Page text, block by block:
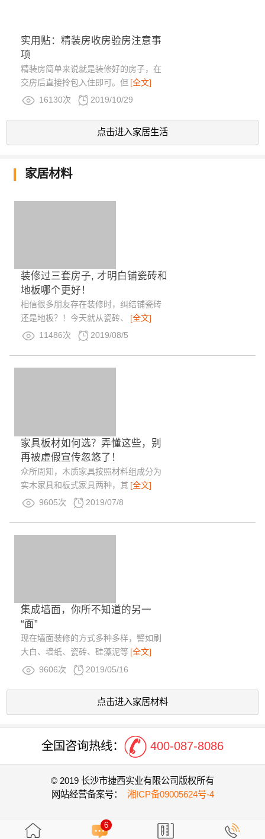
实用贴：精装房收房验房注意事
项
精装房简单来说就是装修好的房子，在
交房后直接拎包入住即可。但 [全文]
16130次
2019/10/29
点击进入家居生活
家居材料
装修过三套房子, 才明白铺瓷砖和
地板哪个更好！
相信很多朋友存在装修时，纠结铺瓷砖
还是地板？！今天就从瓷砖、
[全文]
11486次
2019/08/5
家具板材如何选？弄懂这些，别
再被虚假宣传忽悠了！
众所周知，木质家具按照材料组成分为
实木家具和板式家具两种，其 [全文]
9605次
2019/07/8
集成墙面，你所不知道的另一
“面”
现在墙面装修的方式多种多样，譬如刷
大白、墙纸、瓷砖、硅藻泥等 [全文]
9606次
2019/05/16
点击进入家居材料
全国咨询热线： 400-087-8086
© 2019 长沙市捷西实业有限公司版权所有
网站经营备案号： 湘ICP备09005624号-4
6